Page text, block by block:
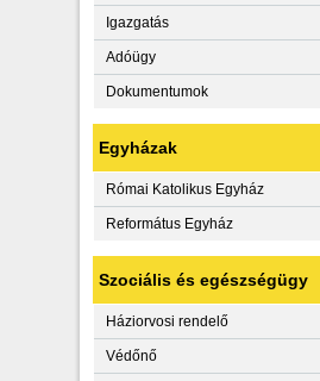
Igazgatás
Adóügy
Dokumentumok
Egyházak
Római Katolikus Egyház
Református Egyház
Szociális és egészségügy
Háziorvosi rendelő
Védőnő